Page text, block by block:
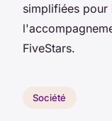
simplifiées pour
FiveStars.
Société